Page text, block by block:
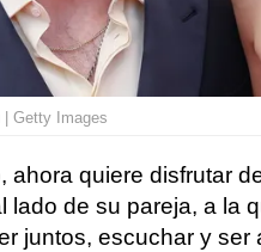
| Getty Images
ahora quiere disfrutar
lado de su pareja, a la
juntos, escuchar y ser